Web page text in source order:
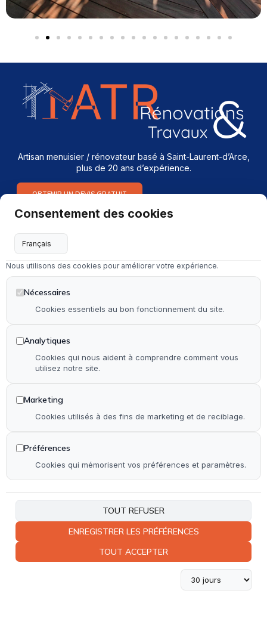
Artisan menuisier / rénovateur basé à Saint-Laurent-d’Arce,
plus de 20 ans d’expérience.
OBTENIR UN DEVIS GRATUIT
Services
Menuiserie intérieure & extérieure
Dépannage en serrurerie et vitrerie
Installation & rénovation de salle de bain
Installation & rénovation de cuisine
Pose de terrasse & contour de piscine en bois
Pose de parquet (stratifié, PVC et bois)
Autre
Accueil
Qui suis-je ?
Coordonnées
06 23 37 36 82
Rue de Coudoin 33240 Saint-Laurent-d'Arce
Consentement des cookies
Nous utilisons des cookies pour améliorer votre expérience.
Nécessaires
Cookies essentiels au bon fonctionnement du site.
Analytiques
Cookies qui nous aident à comprendre comment vous
utilisez notre site.
Marketing
Cookies utilisés à des fins de marketing et de reciblage.
Préférences
Cookies qui mémorisent vos préférences et paramètres.
TOUT REFUSER
ENREGISTRER LES PRÉFÉRENCES
TOUT ACCEPTER